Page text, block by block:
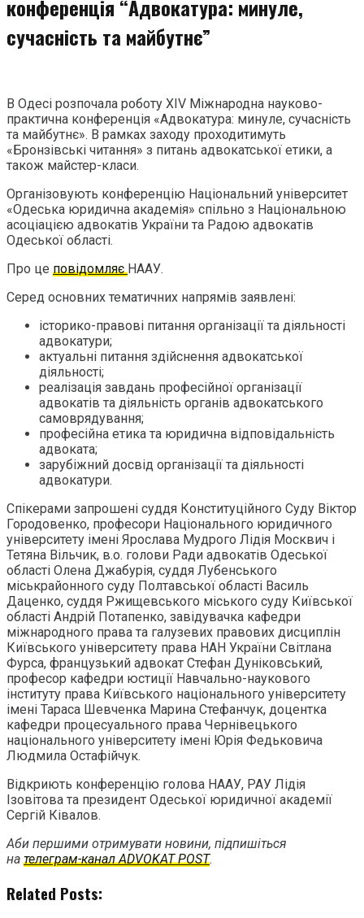
конференція “Адвокатура: минуле,
сучасність та майбутнє”
В Одесі розпочала роботу ХІV Міжнародна науково-
практична конференція «Адвокатура: минуле, сучасність
та майбутнє». В рамках заходу проходитимуть
«Бронзівські читання» з питань адвокатської етики, а
також майстер-класи.
Організовують конференцію Національний університет
«Одеська юридична академія» спільно з Національною
асоціацією адвокатів України та Радою адвокатів
Одеської області.
Про це повідомляєНААУ.
Серед основних тематичних напрямів заявлені:
історико-правові питання організації та діяльності
адвокатури;
актуальні питання здійснення адвокатської
діяльності;
реалізація завдань професійної організації
адвокатів та діяльність органів адвокатського
самоврядування;
професійна етика та юридична відповідальність
адвоката;
зарубіжний досвід організації та діяльності
адвокатури.
Спікерами запрошені суддя Конституційного Суду Віктор
Городовенко, професори Національного юридичного
університету імені Ярослава Мудрого Лідія Москвич і
Тетяна Вільчик, в.о. голови Ради адвокатів Одеської
області Олена Джабурія, суддя Лубенського
міськрайонного суду Полтавської області Василь
Даценко, суддя Ржищевського міського суду Київської
області Андрій Потапенко, завідувачка кафедри
міжнародного права та галузевих правових дисциплін
Київського університету права НАН України Світлана
Фурса, французький адвокат Стефан Дуніковський,
професор кафедри юстиції Навчально-наукового
інституту права Київського національного університету
імені Тараса Шевченка Марина Стефанчук, доцентка
кафедри процесуального права Чернівецького
національного університету імені Юрія Федьковича
Людмила Остафійчук.
Відкриють конференцію голова НААУ, РАУ Лідія
Ізовітова та президент Одеської юридичної академії
Сергій Ківалов.
Аби першими отримувати новини, підпишіться
на телеграм-канал ADVOKAT POST.
Related Posts: